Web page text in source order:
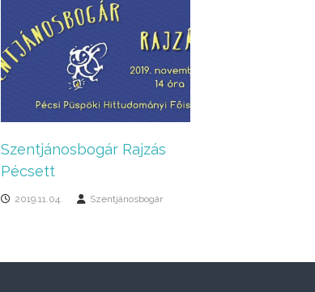
Szentjánosbogár Rajzás
Pécsett
2019.11.04. Szentjánosbogár